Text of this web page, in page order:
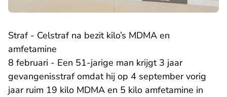
Straf - Celstraf na bezit kilo’s MDMA en
amfetamine
8 februari - Een 51-jarige man krijgt 3 jaar
gevangenisstraf omdat hij op 4 september vorig
jaar ruim 19 kilo MDMA en 5 kilo amfetamine in